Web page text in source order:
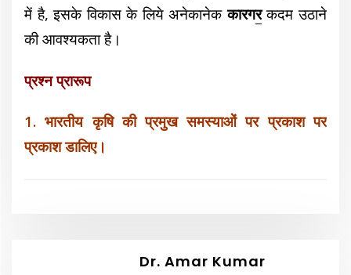
में है, इसके विकास के लिये अनेकानेककारगर कदम उठाने
की आवश्यकता है।
प्रश्न प्रारूप
1. भारतीय कृषि की प्रमुख समस्याओं पर प्रकाश पर
प्रकाश डालिए।
Dr. Amar Kumar